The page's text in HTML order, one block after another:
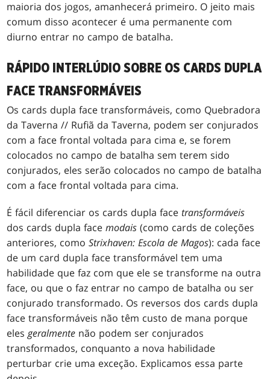
maioria dos jogos, amanhecerá primeiro. O jeito mais
comum disso acontecer é uma permanente com
diurno entrar no campo de batalha.
RÁPIDO INTERLÚDIO SOBRE OS CARDS DUPLA
FACE TRANSFORMÁVEIS
Os cards dupla face transformáveis, como Quebradora
da Taverna // Rufiã da Taverna, podem ser conjurados
com a face frontal voltada para cima e, se forem
colocados no campo de batalha sem terem sido
conjurados, eles serão colocados no campo de batalha
com a face frontal voltada para cima.
É fácil diferenciar os cards dupla facetransformáveis
dos cards dupla facemodais (como cards de coleções
anteriores, comoStrixhaven: Escola de Magos): cada face
de um card dupla face transformável tem uma
habilidade que faz com que ele se transforme na outra
face, ou que o faz entrar no campo de batalha ou ser
conjurado transformado. Os reversos dos cards dupla
face transformáveis não têm custo de mana porque
elesgeralmente não podem ser conjurados
transformados, conquanto a nova habilidade
perturbar crie uma exceção. Explicamos essa parte